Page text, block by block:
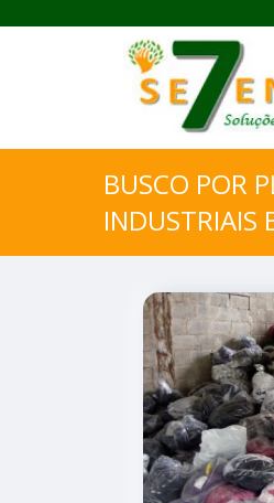
BUSCO POR
INDUSTRIAIS